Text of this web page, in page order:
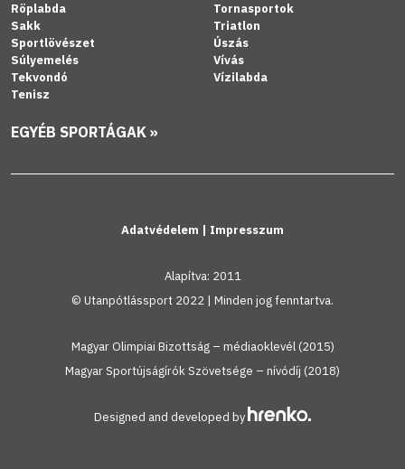
Röplabda
Sakk
Sportlövészet
Súlyemelés
Tekvondó
Tenisz
Tornasportok
Triatlon
Úszás
Vívás
Vízilabda
EGYÉB SPORTÁGAK »
Adatvédelem | Impresszum
Alapítva: 2011
© Utanpótlássport 2022 | Minden jog fenntartva.
Magyar Olimpiai Bizottság – médiaoklevél (2015)
Magyar Sportújságírók Szövetsége – nívódíj (2018)
Designed and developed by